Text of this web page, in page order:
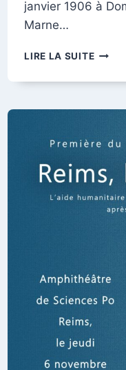
janvier 1906 à
Marne…
LIRE LA SUITELES
DE